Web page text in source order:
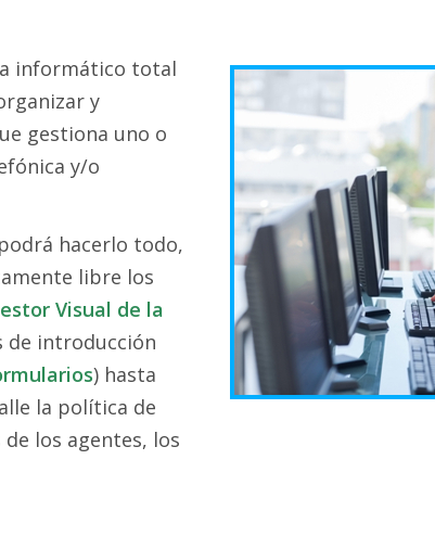
informático total
y
gestiona uno o
y/o
hacerlo todo,
libre los
Visual de la
de introducción
) hasta
la política de
los agentes, los